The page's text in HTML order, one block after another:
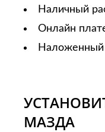
МАЗДА
Наличный
Онлайн